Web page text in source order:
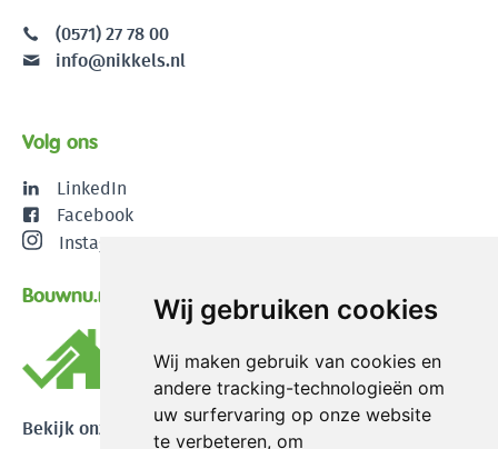
Wij gebruiken cookies
Wij maken gebruik van cookies en
andere tracking-technologieën om
uw surfervaring op onze website
te verbeteren, om
(0571) 27 78 00
info@nikkels.nl
Volg ons
LinkedIn
Facebook
Instagram
Bouwnu.nl
Bekijk onze reviews